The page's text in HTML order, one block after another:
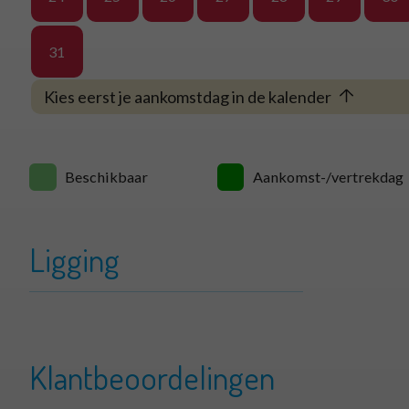
31
Kies eerst je aankomstdag in de kalender
Beschikbaar Aankomst-/vertrekdag
Ligging
Klantbeoordelingen